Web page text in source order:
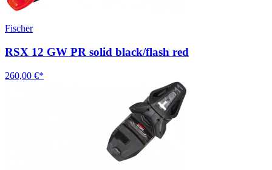
Fischer
RSX 12 GW PR solid black/flash red
260,00 €*